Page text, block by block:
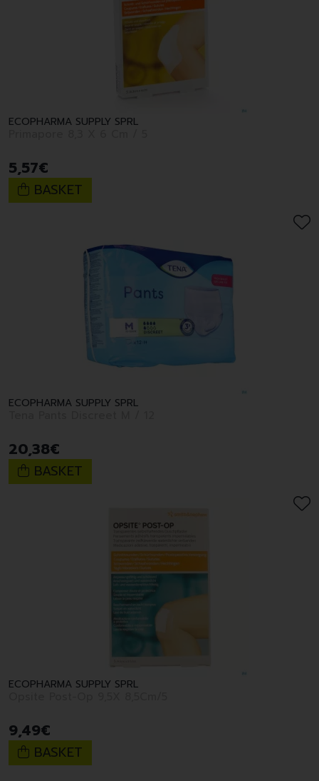
ECOPHARMA SUPPLY SPRL
5,57€
BASKET
ECOPHARMA SUPPLY SPRL
20,38€
BASKET
ECOPHARMA SUPPLY SPRL
9,49€
BASKET